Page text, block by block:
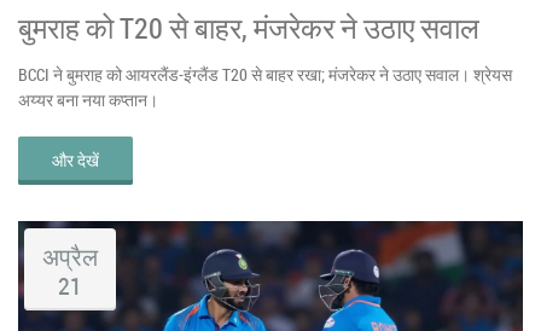
बुमराह को T20 से बाहर, मंजरेकर ने उठाए सवाल
BCCI ने बुमराह को आयरलैंड-इंग्लैंड T20 से बाहर रखा; मंजरेकर ने उठाए सवाल। श्रेयस
अय्यर बना नया कप्तान।
और देखें
अप्रैल
21